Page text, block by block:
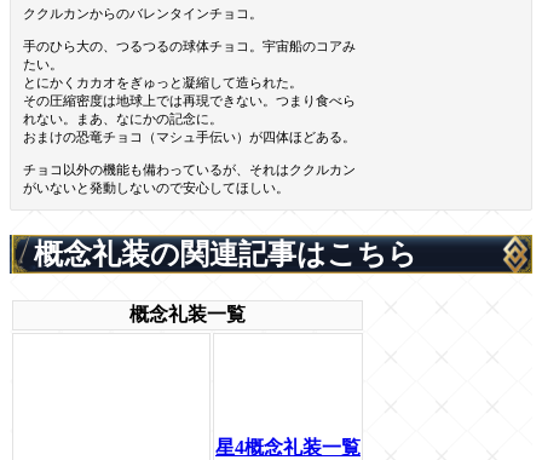
ククルカンからのバレンタインチョコ。
手のひら大の、つるつるの球体チョコ。宇宙船のコアみ
たい。
とにかくカカオをぎゅっと凝縮して造られた。
その圧縮密度は地球上では再現できない。つまり食べら
れない。まあ、なにかの記念に。
おまけの恐竜チョコ（マシュ手伝い）が四体ほどある。
チョコ以外の機能も備わっているが、それはククルカン
がいないと発動しないので安心してほしい。
概念礼装の関連記事はこちら
概念礼装一覧
星4概念礼装一覧